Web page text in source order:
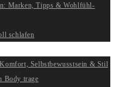
Marken, Tipps & Wohlfühl-
schlafen
Selbstbewusstsein & Stil
Body trage